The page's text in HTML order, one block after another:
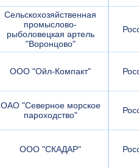
Сельскохозяйственная
промыслово-
рыболовецкая артель
"Воронцово"
ООО "Ойл-Компакт"
ОАО "Северное морское
пароходство"
ООО "СКАДАР"